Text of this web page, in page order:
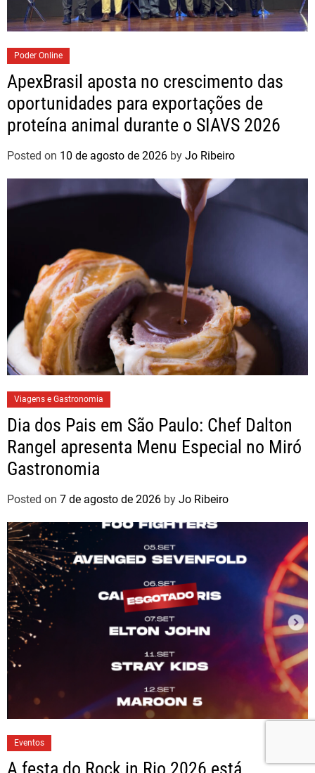
Poder Online
ApexBrasil aposta no crescimento das
oportunidades para exportações de
proteína animal durante o SIAVS 2026
Posted on 10 de agosto de 2026 by Jo Ribeiro
Viagens e Gastronomia
Dia dos Pais em São Paulo: Chef Dalton
Rangel apresenta Menu Especial no Miró
Gastronomia
Posted on 7 de agosto de 2026 by Jo Ribeiro
Eventos
A festa do Rock in Rio 2026 está